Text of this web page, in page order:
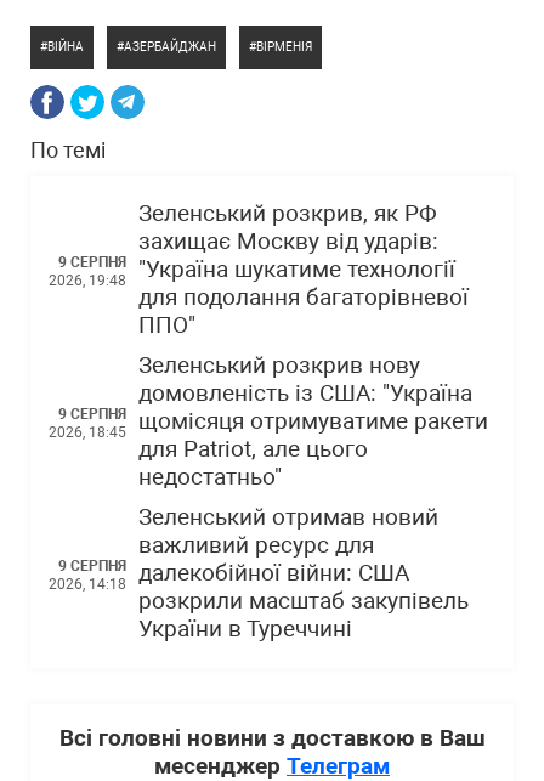
ВІЙНА АЗЕРБАЙДЖАН ВІРМЕНІЯ
По темі
9 СЕРПНЯ
2026, 19:48
Зеленський розкрив, як РФ
захищає Москву від ударів:
"Україна шукатиме технології
для подолання багаторівневої
ППО"
9 СЕРПНЯ
2026, 18:45
Зеленський розкрив нову
домовленість із США: "Україна
щомісяця отримуватиме ракети
для Patriot, але цього
недостатньо"
9 СЕРПНЯ
2026, 14:18
Зеленський отримав новий
важливий ресурс для
далекобійної війни: США
розкрили масштаб закупівель
України в Туреччині
Всі головні новини з доставкою в Ваш
месенджер Телеграм